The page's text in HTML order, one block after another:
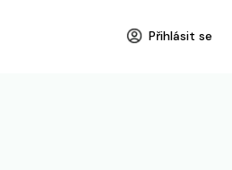
Přihlásit se